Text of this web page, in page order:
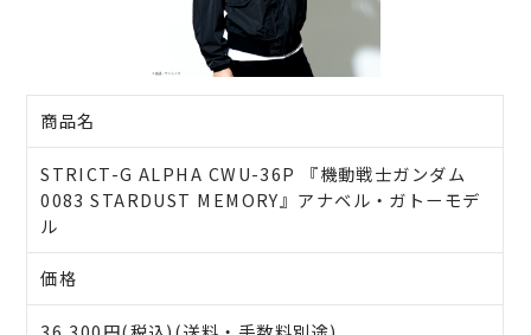
商品名
STRICT-G ALPHA CWU-36P 『機動戦士ガンダム
0083 STARDUST MEMORY』アナベル・ガトーモデ
ル
価格